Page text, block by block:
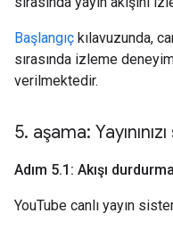
Başlangıç kılavuzunda,
sırasında izleme
verilmektedir.
5. aşama:
Adım 5.1: Akışı durdurma
YouTube canlı yayın